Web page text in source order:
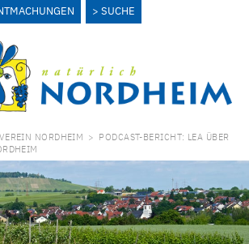
SUCHE
NORDHEIM > PODCAST-BERICHT: LEA ÜBER